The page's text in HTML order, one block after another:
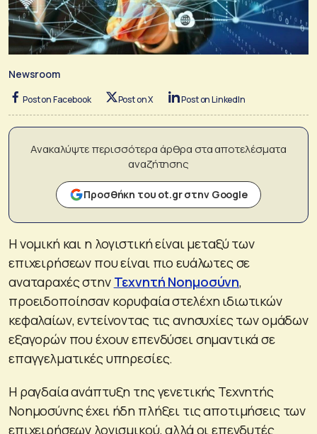
Newsroom
Post on Facebook Post on X Post on LinkedIn
Ανακαλύψτε περισσότερα άρθρα στα αποτελέσματα
αναζήτησης
Προσθήκη του ot.gr στην Google
Η νομική και η λογιστική είναι μεταξύ των
επιχειρήσεων που είναι πιο ευάλωτες σε
αναταραχές στην Τεχνητή Νοημοσύνη,
προειδοποίησαν κορυφαία στελέχη ιδιωτικών
κεφαλαίων, εντείνοντας τις ανησυχίες των ομάδων
εξαγορών που έχουν επενδύσει σημαντικά σε
επαγγελματικές υπηρεσίες.
Η ραγδαία ανάπτυξη της γενετικής Τεχνητής
Νοημοσύνης έχει ήδη πλήξει τις αποτιμήσεις των
επιχειρήσεων λογισμικού, αλλά οι επενδυτές